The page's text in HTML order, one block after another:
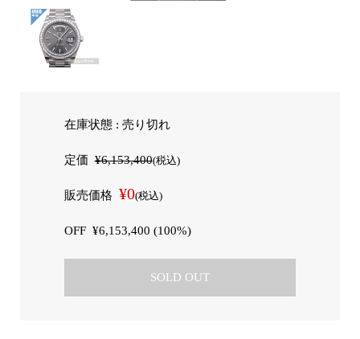
在庫状態 : 売り切れ
定価¥6,153,400(税込)
販売価格 ¥0(税込)
OFF ¥6,153,400 (100%)
SOLD OUT